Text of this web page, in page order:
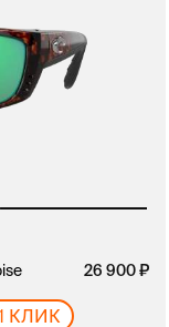
26 900
КЛИК